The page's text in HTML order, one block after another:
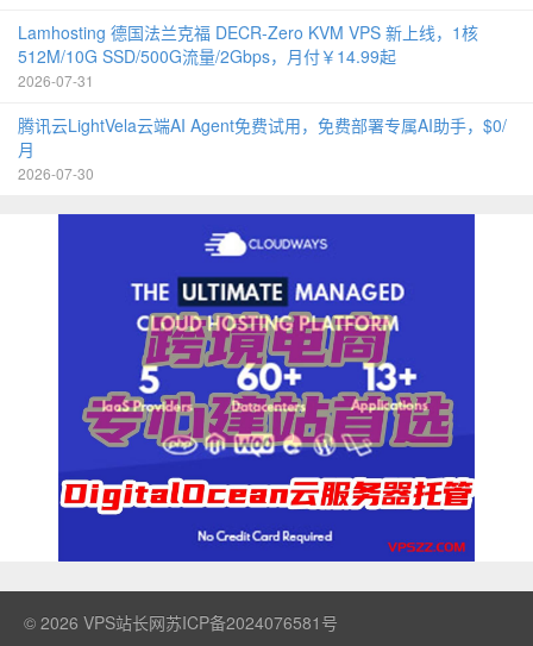
Lamhosting 德国法兰克福 DECR-Zero KVM VPS 新上线，1核
512M/10G SSD/500G流量/2Gbps，月付￥14.99起
2026-07-31
腾讯云LightVela云端AI Agent免费试用，免费部署专属AI助手，$0/
月
2026-07-30
© 2026 VPS站长网苏ICP备2024076581号